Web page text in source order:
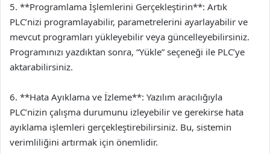
5. **Programlama İşlemlerini Gerçekleştirin**: Artık
PLC’nizi programlayabilir, parametrelerini ayarlayabilir ve
mevcut programları yükleyebilir veya güncelleyebilirsiniz.
Programınızı yazdıktan sonra, “Yükle” seçeneği ile PLC’ye
aktarabilirsiniz.
6. **Hata Ayıklama ve İzleme**: Yazılım aracılığıyla
PLC’nizin çalışma durumunu izleyebilir ve gerekirse hata
ayıklama işlemleri gerçekleştirebilirsiniz. Bu, sistemin
verimliliğini artırmak için önemlidir.